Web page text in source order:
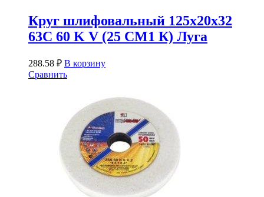
Круг шлифовальный 125х20х32
63С 60 K V (25 СМ1 К) Луга
288.58 ₽ В корзину
Сравнить